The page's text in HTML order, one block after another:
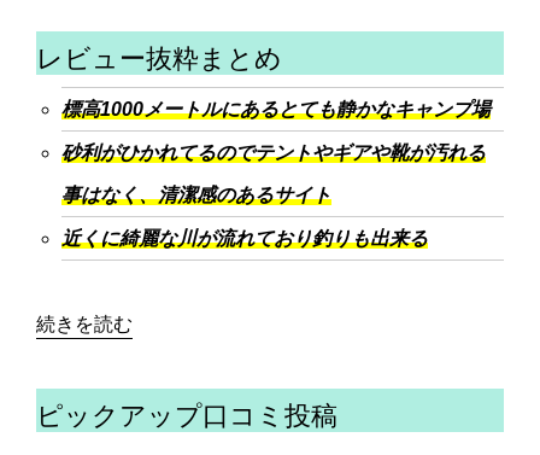
レビュー抜粋まとめ
標高1000メートルにあるとても静かなキャンプ場
砂利がひかれてるのでテントやギアや靴が汚れる
事はなく、清潔感のあるサイト
近くに綺麗な川が流れており釣りも出来る
続きを読む
ピックアップ口コミ投稿